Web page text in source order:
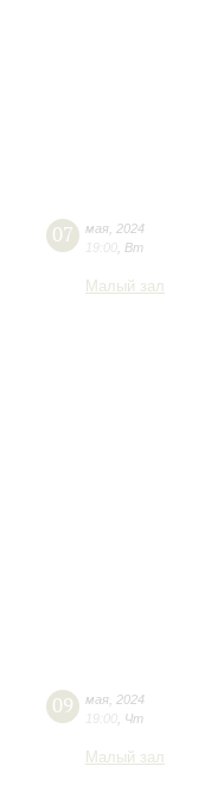
07 мая 2024
19:00 Вт
Малый зал
09 мая 2024
19:00 Чт
Малый зал